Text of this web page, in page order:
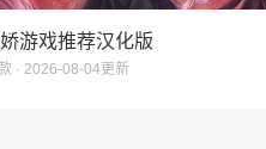
游戏推荐汉化版
· 2026-08-04更新